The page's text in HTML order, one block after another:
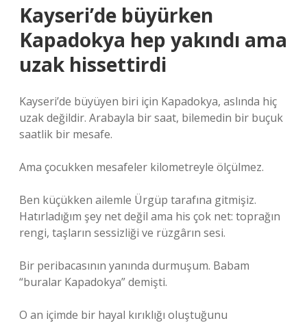
Kayseri’de büyürken
Kapadokya hep yakındı ama
uzak hissettirdi
Kayseri’de büyüyen biri için Kapadokya, aslında hiç
uzak değildir. Arabayla bir saat, bilemedin bir buçuk
saatlik bir mesafe.
Ama çocukken mesafeler kilometreyle ölçülmez.
Ben küçükken ailemle Ürgüp tarafına gitmişiz.
Hatırladığım şey net değil ama his çok net: toprağın
rengi, taşların sessizliği ve rüzgârın sesi.
Bir peribacasının yanında durmuşum. Babam
“buralar Kapadokya” demişti.
O an içimde bir hayal kırıklığı oluştuğunu